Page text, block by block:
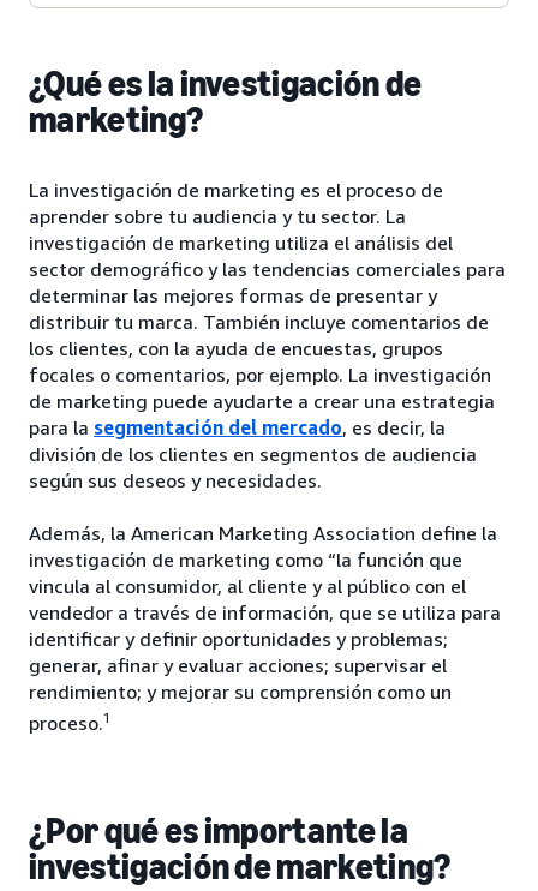
¿Qué es la investigación de
marketing?
La investigación de marketing es el proceso de
aprender sobre tu audiencia y tu sector. La
investigación de marketing utiliza el análisis del
sector demográfico y las tendencias comerciales para
determinar las mejores formas de presentar y
distribuir tu marca. También incluye comentarios de
los clientes, con la ayuda de encuestas, grupos
focales o comentarios, por ejemplo. La investigación
de marketing puede ayudarte a crear una estrategia
para la segmentación del mercado, es decir, la
división de los clientes en segmentos de audiencia
según sus deseos y necesidades.
Además, la American Marketing Association define la
investigación de marketing como “la función que
vincula al consumidor, al cliente y al público con el
vendedor a través de información, que se utiliza para
identificar y definir oportunidades y problemas;
generar, afinar y evaluar acciones; supervisar el
rendimiento; y mejorar su comprensión como un
proceso.1
¿Por qué es importante la
investigación de marketing?